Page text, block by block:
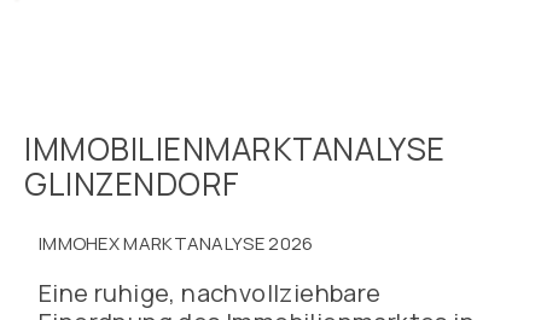
IMMOBILIENMARKTANALYSE
GLINZENDORF
IMMOHEX MARKTANALYSE 2026
Eine ruhige, nachvollziehbare